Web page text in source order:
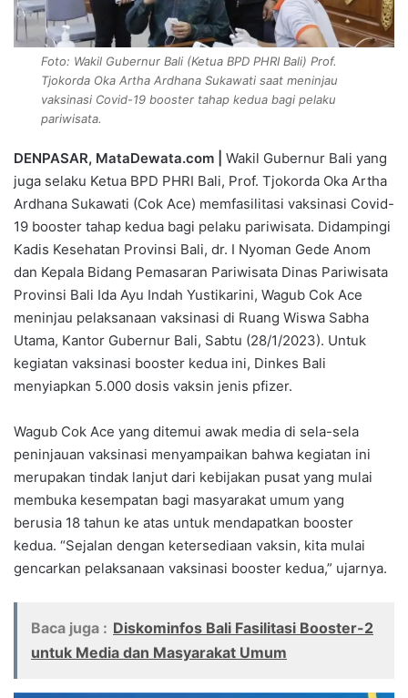
Foto: Wakil Gubernur Bali (Ketua BPD PHRI Bali) Prof.
Tjokorda Oka Artha Ardhana Sukawati saat meninjau
vaksinasi Covid-19 booster tahap kedua bagi pelaku
pariwisata.
DENPASAR, MataDewata.com |
Wakil Gubernur Bali yang
juga selaku Ketua BPD PHRI Bali, Prof. Tjokorda Oka Artha
Ardhana Sukawati (Cok Ace) memfasilitasi vaksinasi Covid-
19 booster tahap kedua bagi pelaku pariwisata. Didampingi
Kadis Kesehatan Provinsi Bali, dr. I Nyoman Gede Anom
dan Kepala Bidang Pemasaran Pariwisata Dinas Pariwisata
Provinsi Bali Ida Ayu Indah Yustikarini, Wagub Cok Ace
meninjau pelaksanaan vaksinasi di Ruang Wiswa Sabha
Utama, Kantor Gubernur Bali, Sabtu (28/1/2023). Untuk
kegiatan vaksinasi booster kedua ini, Dinkes Bali
menyiapkan 5.000 dosis vaksin jenis pfizer.
Wagub Cok Ace yang ditemui awak media di sela-sela
peninjauan vaksinasi menyampaikan bahwa kegiatan ini
merupakan tindak lanjut dari kebijakan pusat yang mulai
membuka kesempatan bagi masyarakat umum yang
berusia 18 tahun ke atas untuk mendapatkan booster
kedua. “Sejalan dengan ketersediaan vaksin, kita mulai
gencarkan pelaksanaan vaksinasi booster kedua,” ujarnya.
Baca juga : Diskominfos Bali Fasilitasi Booster-2
untuk Media dan Masyarakat Umum